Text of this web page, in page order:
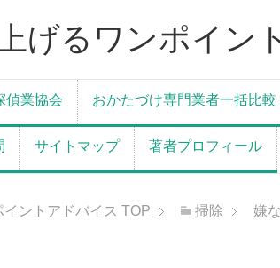
げるワンポイン
偵業協会 おかたづけ専門業者一括比
サイトマップ 著者プロフィール
ントアドバイス TOP 掃除 嫌